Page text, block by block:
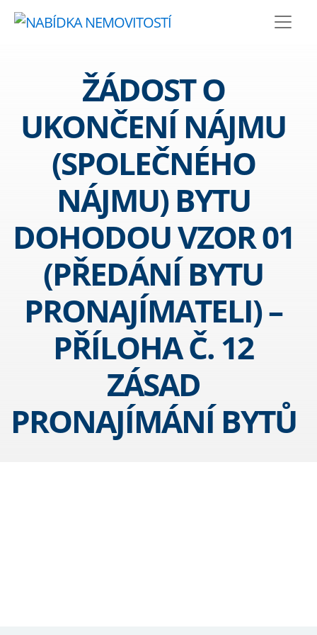
ŽÁDOST O
UKONČENÍ NÁJMU
(SPOLEČNÉHO
NÁJMU) BYTU
DOHODOU VZOR 01
(PŘEDÁNÍ BYTU
PRONAJÍMATELI) –
PŘÍLOHA Č. 12
ZÁSAD
PRONAJÍMÁNÍ BYTŮ